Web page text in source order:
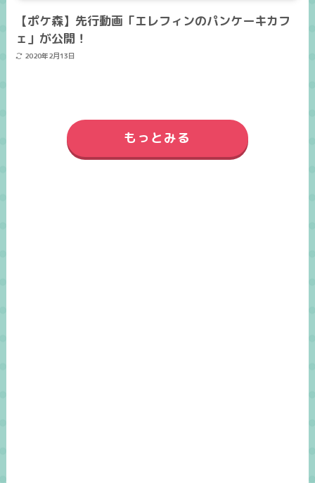
【ポケ森】先行動画「エレフィンのパンケーキカフ
ェ」が公開！
2020年2月13日
もっとみる